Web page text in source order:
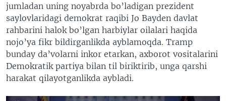
jumladan uning noyabrda bo’ladigan prezident
saylovlaridagi demokrat raqibi Jo Bayden davlat
rahbarini halok bo’lgan harbiylar oilalari haqida
nojo’ya fikr bildirganlikda ayblamoqda. Tramp
bunday da’volarni inkor etarkan, axborot vositalarini
Demokratik partiya bilan til biriktirib, unga qarshi
harakat qilayotganlikda aybladi.